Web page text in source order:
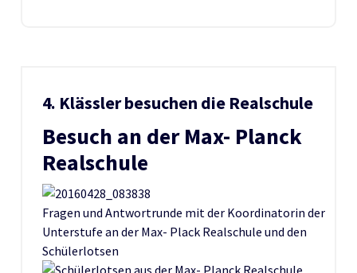
4. Klässler besuchen die Realschule
Besuch an der Max- Planck
Realschule
Fragen und Antwortrunde mit der Koordinatorin der
Unterstufe an der Max- Plack Realschule und den
Schülerlotsen